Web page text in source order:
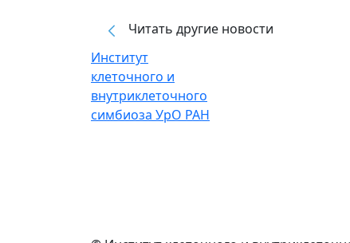
Читать другие новости
Институт
клеточного и
внутриклеточного
симбиоза УрО РАН